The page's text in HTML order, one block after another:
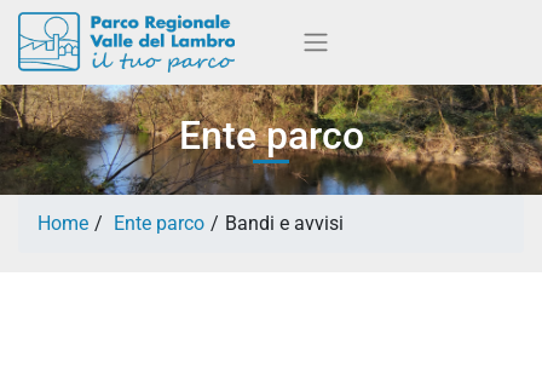
Ente parco
Home Ente parco Bandi e avvisi